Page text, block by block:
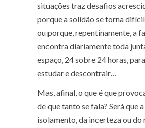
situações traz desafios
porque a solidão se torna
ou porque, repentinamente, a
encontra diariamente toda
espaço, 24 sobre 24 horas,
estudar e descontrair…
Mas, afinal, o que é que
de que tanto se fala? Será que
isolamento, da incerteza ou do